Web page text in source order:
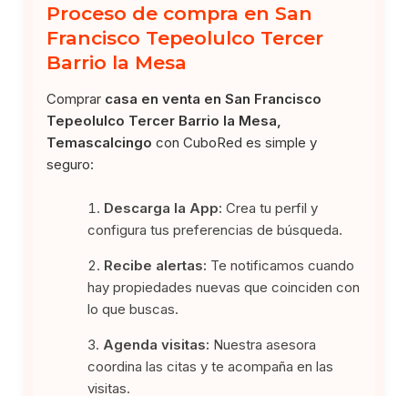
Proceso de compra en San
Francisco Tepeolulco Tercer
Barrio la Mesa
Comprar casa en venta en San Francisco
Tepeolulco Tercer Barrio la Mesa,
Temascalcingo con CuboRed es simple y
seguro:
Descarga la App: Crea tu perfil y
configura tus preferencias de búsqueda.
Recibe alertas: Te notificamos cuando
hay propiedades nuevas que coinciden con
lo que buscas.
Agenda visitas: Nuestra asesora
coordina las citas y te acompaña en las
visitas.